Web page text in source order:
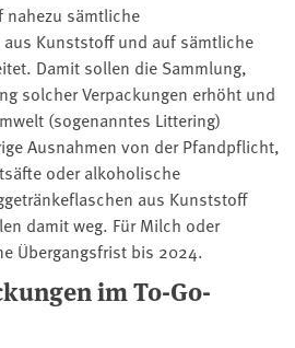
nahezu sämtliche
aus Kunststoff und auf sämtliche
Damit sollen die Sammlung,
solcher Verpackungen erhöht und
(sogenanntes Littering)
Ausnahmen von der Pfandpflicht,
oder alkoholische
aus Kunststoff
damit weg. Für Milch oder
Übergangsfrist bis 2024.
im To-Go-